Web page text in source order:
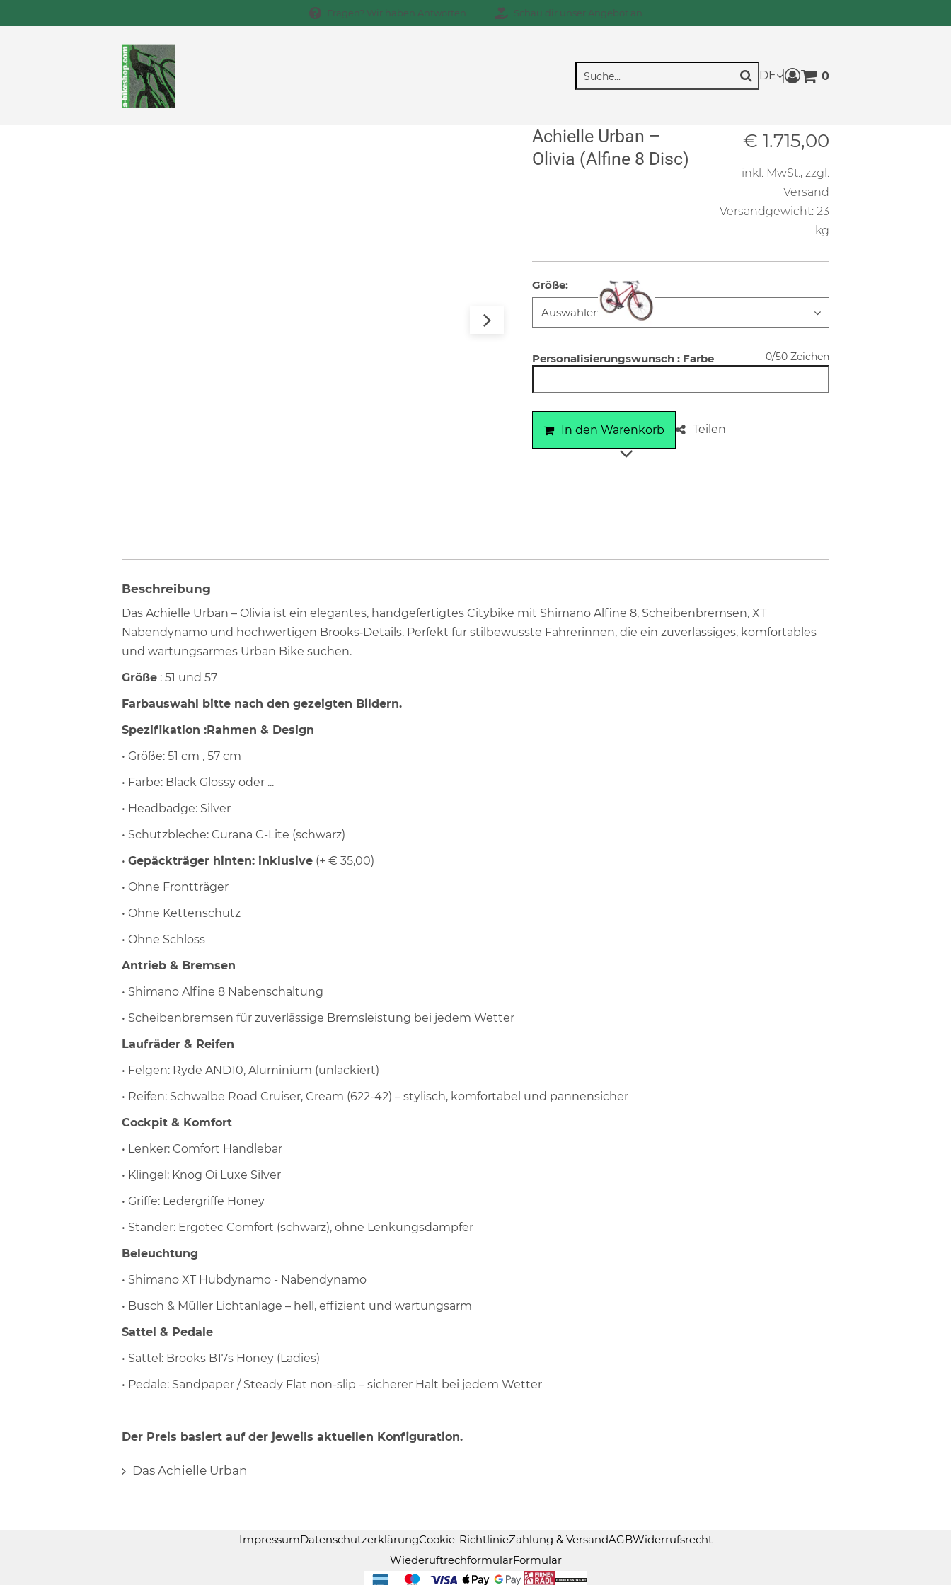
Fragen? Wir haben Antworten Schau dir unser Angebot an
DE
Warenkorb anzeigen. Sie
0
Achielle Urban –
Olivia (Alfine 8 Disc)
Verkaufspreis: €
€ 1.715,00
inkl. MwSt., zzgl.
Versand
Versandgewicht: 23
kg
Größe:
Personalisierungswunsch : Farbe 0/50 Zeichen
In den Warenkorb Teilen
Beschreibung
Das Achielle Urban – Olivia ist ein elegantes, handgefertigtes Citybike mit Shimano Alfine 8, Scheibenbremsen, XT
Nabendynamo und hochwertigen Brooks‑Details. Perfekt für stilbewusste Fahrerinnen, die ein zuverlässiges, komfortables
und wartungsarmes Urban Bike suchen.
Größe : 51 und 57
Farbauswahl bitte nach den gezeigten Bildern.
Spezifikation :Rahmen & Design
• Größe: 51 cm , 57 cm
• Farbe: Black Glossy oder ...
• Headbadge: Silver
• Schutzbleche: Curana C-Lite (schwarz)
• Gepäckträger hinten: inklusive (+ € 35,00)
• Ohne Frontträger
• Ohne Kettenschutz
• Ohne Schloss
Antrieb & Bremsen
• Shimano Alfine 8 Nabenschaltung
• Scheibenbremsen für zuverlässige Bremsleistung bei jedem Wetter
Laufräder & Reifen
• Felgen: Ryde AND10, Aluminium (unlackiert)
• Reifen: Schwalbe Road Cruiser, Cream (622-42) – stylisch, komfortabel und pannensicher
Cockpit & Komfort
• Lenker: Comfort Handlebar
• Klingel: Knog Oi Luxe Silver
• Griffe: Ledergriffe Honey
• Ständer: Ergotec Comfort (schwarz), ohne Lenkungsdämpfer
Beleuchtung
• Shimano XT Hubdynamo - Nabendynamo
• Busch & Müller Lichtanlage – hell, effizient und wartungsarm
Sattel & Pedale
• Sattel: Brooks B17s Honey (Ladies)
• Pedale: Sandpaper / Steady Flat non-slip – sicherer Halt bei jedem Wetter
Der Preis basiert auf der jeweils aktuellen Konfiguration.
Das Achielle Urban
ImpressumDatenschutzerklärungCookie-RichtlinieZahlung & VersandAGBWiderrufsrecht
WiederuftrechformularFormular